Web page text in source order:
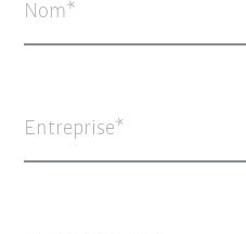
Nom
Entreprise